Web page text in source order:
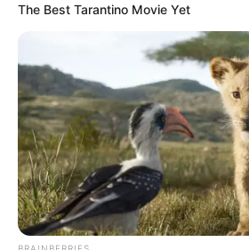
Serem! 9 Chat Ojek Online &
Pelanggan Ini Bikin Auto
Merinding
Bikin Ngakak, 10 Potret
The Best Tarantino Movie Yet
BRAINBERRIES